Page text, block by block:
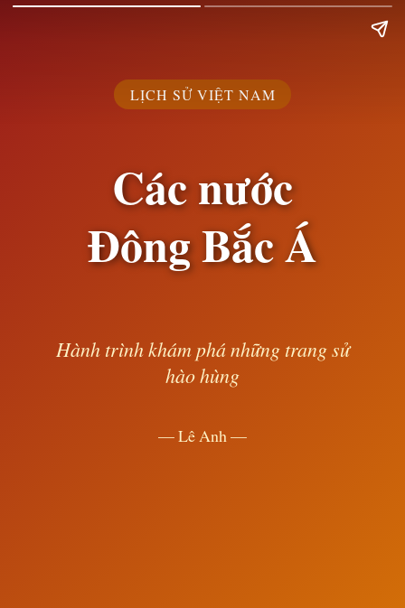
LỊCH SỬ VIỆT NAM
Các nước
Đông Bắc Á
Hành trình khám phá những trang sử
hào hùng
— Lê Anh —